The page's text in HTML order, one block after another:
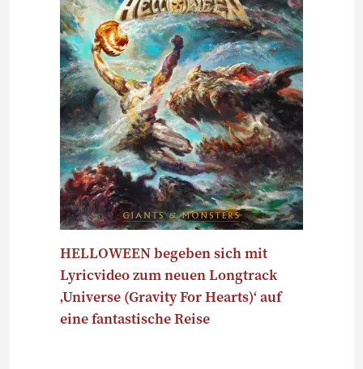
HELLOWEEN begeben sich mit
Lyricvideo zum neuen Longtrack
‚Universe (Gravity For Hearts)‘ auf
eine fantastische Reise